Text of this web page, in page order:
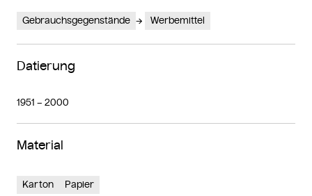
Gebrauchsgegenstände Werbemittel
Datierung
1951 – 2000
Material
Karton Papier